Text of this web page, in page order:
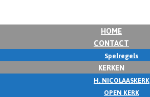
HOME
CONTACT
Spelregels
KERKEN
H. NICOLAASKERK
OPEN KERK